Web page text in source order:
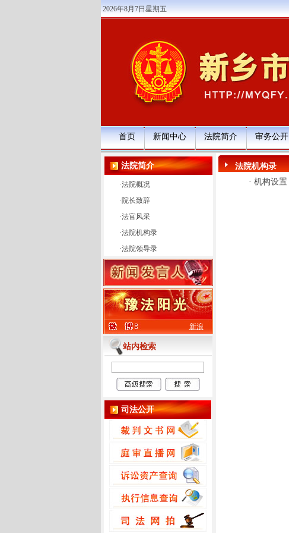
2026年8月7日星期五
首页 新闻中心 法院简介 审务公开
法院简介
·法院概况
·院长致辞
·法官风采
·法院机构录
·法院领导录
新浪
站内检索
司法公开
法院机构录
· 机构设置